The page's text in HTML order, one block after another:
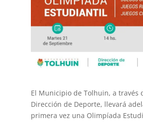
El Municipio de Tolhuin, a través
Dirección de Deporte, llevará
primera vez una Olimpíada